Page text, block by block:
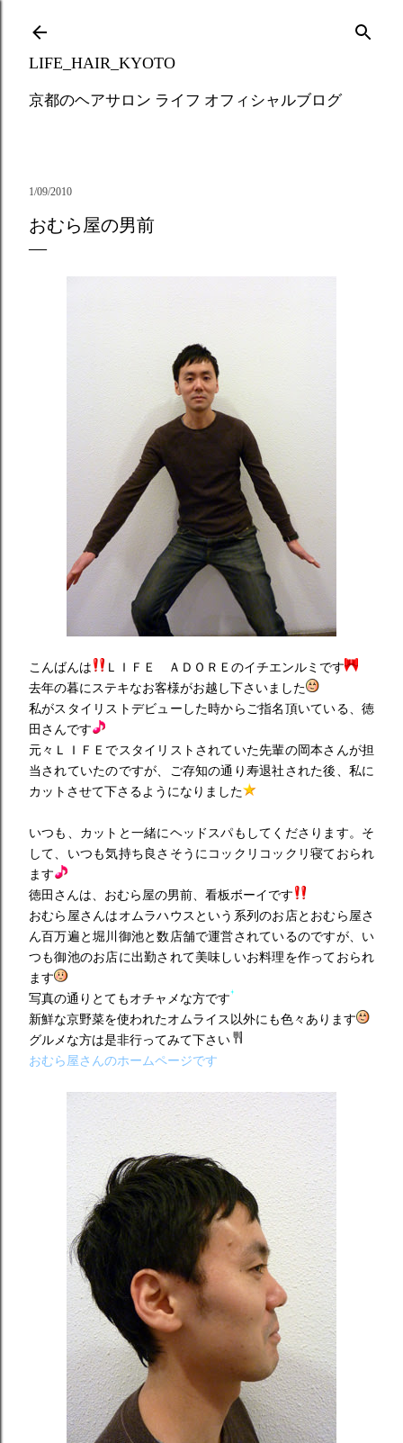
LIFE_HAIR_KYOTO
京都のヘアサロン ライフ オフィシャルブログ
1/09/2010
おむら屋の男前
こんばんは
ＬＩＦＥ ＡＤＯＲＥのイチエンルミです
去年の暮にステキなお客様がお越し下さいました
私がスタイリストデビューした時からご指名頂いている、徳
田さんです
元々ＬＩＦＥでスタイリストされていた先輩の岡本さんが担
当されていたのですが、ご存知の通り寿退社された後、私に
カットさせて下さるようになりました
いつも、カットと一緒にヘッドスパもしてくださります。そ
して、いつも気持ち良さそうにコックリコックリ寝ておられ
ます
徳田さんは、おむら屋の男前、看板ボーイです
おむら屋さんはオムラハウスという系列のお店とおむら屋さ
ん百万遍と堀川御池と数店舗で運営されているのですが、い
つも御池のお店に出勤されて美味しいお料理を作っておられ
ます
写真の通りとてもオチャメな方です
新鮮な京野菜を使われたオムライス以外にも色々あります
グルメな方は是非行ってみて下さい
おむら屋さんのホームページです